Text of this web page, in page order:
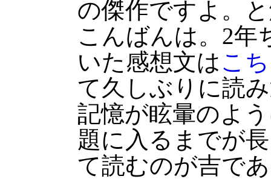
の傑作ですよ。
こんばんは。2年
いた感想文はこ
て久しぶりに読
記憶が眩暈のよ
題に入るまでが
て読むのが吉で